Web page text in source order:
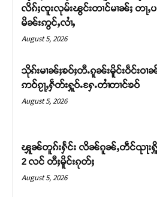
တႃႇႁႂ်ႈသဵင်ၵၢင်ၸႂ်ၵူၼ်းမိူင်း ၵူ
တ်ႇ တူဝ်ႈလုမ်ႈၾႃႉၼၼ်ႉ ၶဝ်ႈႁူ
ဝ်ႇၽူႈတွႆႇႁွၵ်ႈ လႆႈယူႇၶ
လိၵ်ႈၸူးလုမ်းၽွင်းတၢင်မၢၼ်ႈ တႃႇ
မိၼ်းဢွင်ႇလၢႆႇ
August 5, 2026
သိုၵ်းမၢၼ်ႈၶဝ်ႈတီႉၵူၼ်းမိူင်းဝဵင်းဝၢၼ်
ဢဝ်ၵႂႃႇႁဵတ်းႁူဝ်ႉႁႄႉတၢႆတၢင်ၶဝ်
August 5, 2026
ၾူၼ်တူၵ်းႁႅင်း လိၼ်ၵူၼ်ႇတဵင်ၺႃး
2 လင် တီႈမိူင်းၵုတ်ႈ
August 5, 2026